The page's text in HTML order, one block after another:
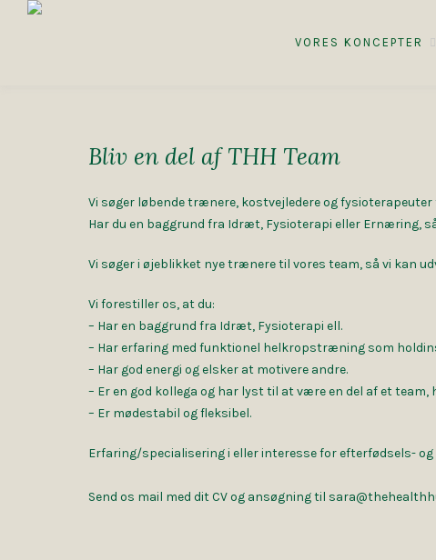
VORES KONCEPTER
Bliv en del af THH Team
Vi søger løbende trænere, kostvejledere og fysioterapeuter
Har du en baggrund fra Idræt, Fysioterapi eller Ernæring,
Vi søger i øjeblikket nye trænere til vores team, så vi kan
Vi forestiller os, at du:
– Har en baggrund fra Idræt, Fysioterapi ell.
– Har erfaring med funktionel helkropstræning som
– Har god energi og elsker at motivere andre.
– Er en god kollega og har lyst til at være en del af et
– Er mødestabil og fleksibel.
Erfaring/specialisering i eller interesse for efterfødsels-
Send os mail med dit CV og ansøgning til